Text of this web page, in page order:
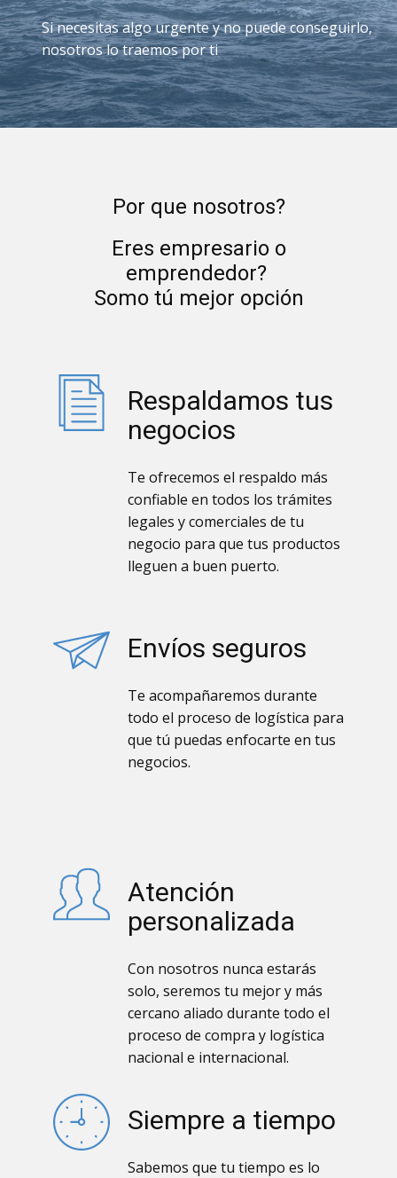
Si necesitas algo urgente y no puede conseguirlo,
nosotros lo traemos por ti
Por que nosotros?
Eres empresario o
emprendedor?
Somo tú mejor opción
Respaldamos tus
negocios
Te ofrecemos el respaldo más
confiable en todos los trámites
legales y comerciales de tu
negocio para que tus productos
lleguen a buen puerto.
Envíos seguros
Te acompañaremos durante
todo el proceso de logística para
que tú puedas enfocarte en tus
negocios.
Atención
personalizada
Con nosotros nunca estarás
solo, seremos tu mejor y más
cercano aliado durante todo el
proceso de compra y logística
nacional e internacional.
Siempre a tiempo
Sabemos que tu tiempo es lo